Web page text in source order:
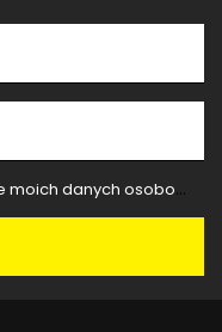
newslettera z informacją handlową (marketing). Więcej w